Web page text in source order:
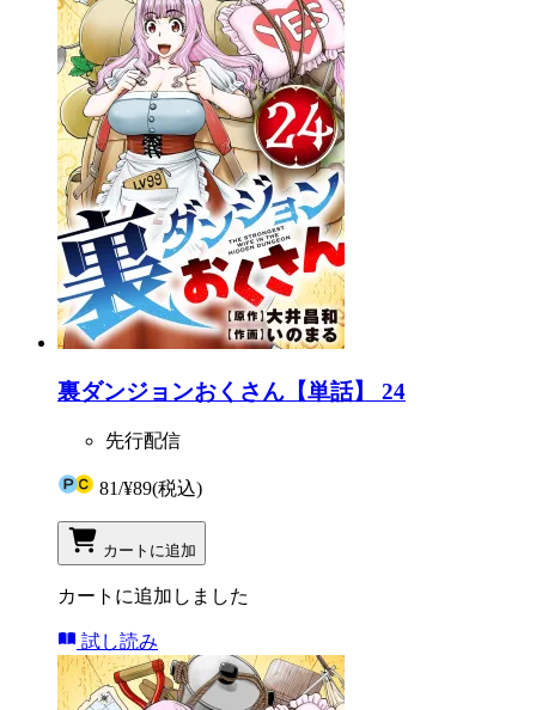
裏ダンジョンおくさん【単話】 24
先行配信
81/¥89(税込)
カートに追加
カートに追加しました
試し読み